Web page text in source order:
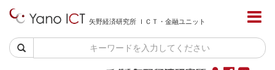
矢野経済研究所 ＩＣＴ・金融ユニット